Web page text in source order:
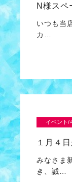
N様スペ
いつも当
カ…
イベント/
１月４
みなさま
き、誠…